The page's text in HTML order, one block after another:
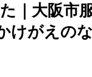
｜大阪市
けがえの